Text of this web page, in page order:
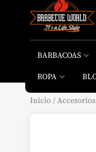
BARBACOAS
ROPA
Inicio /